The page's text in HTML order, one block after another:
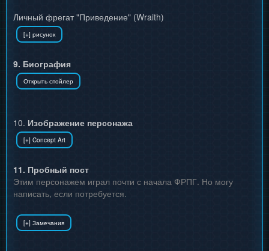
Личный фрегат "Приведение" (Wraith)
9. Биография
10. Изображение персонажа
11. Пробный пост
Этим персонажем играл почти с начала ФРПГ. Но могу
написать, если потребуется.